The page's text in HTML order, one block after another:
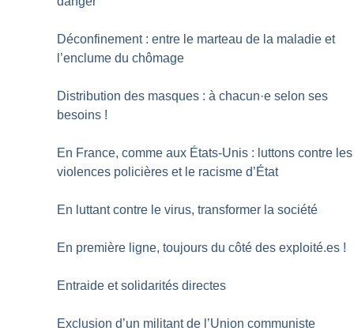
Déconfinement : entre le marteau de la maladie et
l’enclume du chômage
Distribution des masques : à chacun·e selon ses
besoins !
En France, comme aux États-Unis : luttons contre les
violences policières et le racisme d’État
En luttant contre le virus, transformer la société
En première ligne, toujours du côté des exploité.es !
Entraide et solidarités directes
Exclusion d’un militant de l’Union communiste